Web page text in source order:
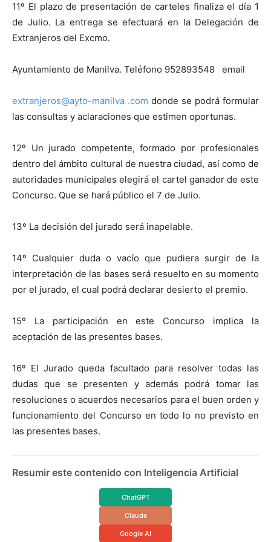
11º El plazo de presentación de carteles finaliza el día 1
de Julio. La entrega se efectuará en la Delegación de
Extranjeros del Excmo.
Ayuntamiento de Manilva. Teléfono 952893548 email
extranjeros@ayto-manilva .com donde se podrá formular
las consultas y aclaraciones que estimen oportunas.
12º Un jurado competente, formado por profesionales
dentro del ámbito cultural de nuestra ciudad, así como de
autoridades municipales elegirá el cartel ganador de este
Concurso. Que se hará público el 7 de Julio.
13º La decisión del jurado será inapelable.
14º Cualquier duda o vacío que pudiera surgir de la
interpretación de las bases será resuelto en su momento
por el jurado, el cual podrá declarar desierto el premio.
15º La participación en este Concurso implica la
aceptación de las presentes bases.
16º El Jurado queda facultado para resolver todas las
dudas que se presenten y además podrá tomar las
resoluciones o acuerdos necesarios para el buen orden y
funcionamiento del Concurso en todo lo no previsto en
las presentes bases.
Resumir este contenido con Inteligencia Artificial
ChatGPT
Claude
Google AI